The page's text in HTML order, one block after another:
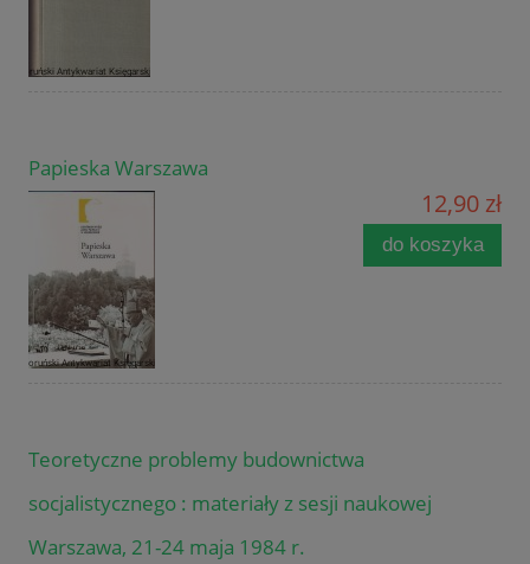
Papieska Warszawa
12,90 zł
do koszyka
Teoretyczne problemy budownictwa
socjalistycznego : materiały z sesji naukowej
Warszawa, 21-24 maja 1984 r.